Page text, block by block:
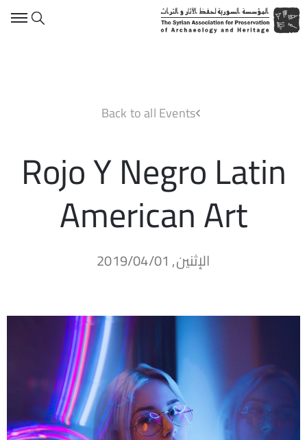
Back to all Events
Rojo Y Negro Latin
American Art
الإثنين, 2019/04/01